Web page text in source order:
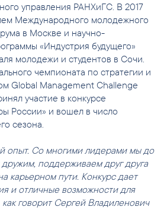
управления РАНХиГС. В 2017
Международного молодежного
в Москве и научно-
«Индустрия будущего»
молодежи и студентов в Сочи.
чемпионата по стратегии и
Global Management Challenge
участие в конкурсе
России» и вошел в число
сезона.
опыт. Со многими лидерами мы до
поддерживаем друг друга
карьерном пути. Конкурс дает
и отличные возможности для
говорит Сергей Владиленович